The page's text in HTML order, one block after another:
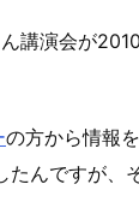
講演会が
の方から情報
たんですが、